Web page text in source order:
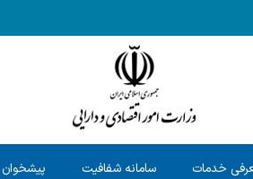
خدمات سامانه شفافیت